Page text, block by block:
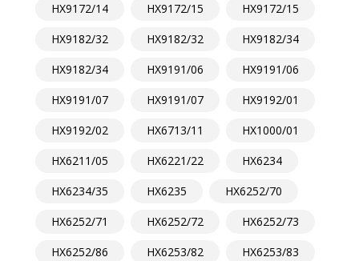
HX9172/14
HX9172/15
HX9172/15
HX9182/32
HX9182/32
HX9182/34
HX9182/34
HX9191/06
HX9191/06
HX9191/07
HX9191/07
HX9192/01
HX9192/02
HX6713/11
HX1000/01
HX6211/05
HX6221/22
HX6234
HX6234/35
HX6235
HX6252/70
HX6252/71
HX6252/72
HX6252/73
HX6252/86
HX6253/82
HX6253/83